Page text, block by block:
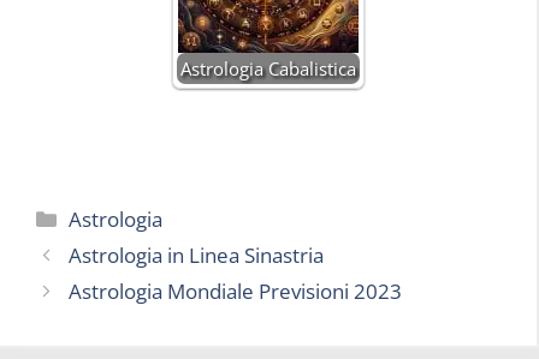
Astrologia Cabalistica
Categorie
Astrologia
Astrologia in Linea Sinastria
Astrologia Mondiale Previsioni 2023